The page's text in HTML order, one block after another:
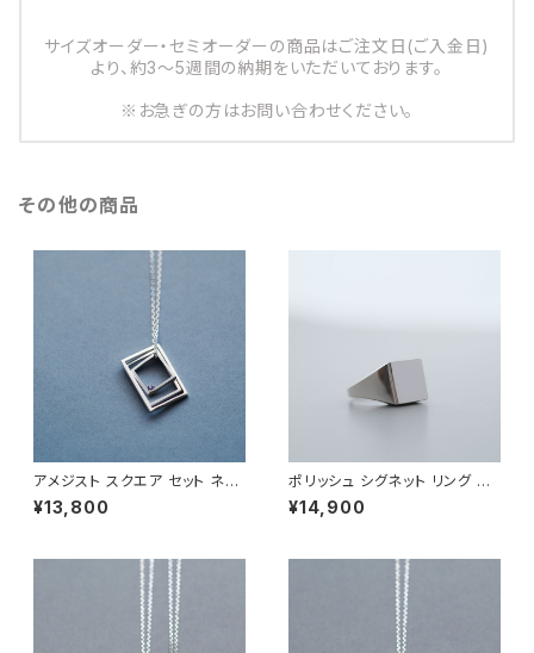
サイズオーダー・セミオーダーの商品はご注文日(ご入金日)
より、約3～5週間の納期をいただいております。
※お急ぎの方はお問い合わせください。
その他の商品
アメジスト スクエア セット ネッ
クレス シルバー925 メンズ ユ
ニセックス
¥13,800
ポリッシュ シグネット リング シ
ルバー925 メンズ ユニセックス
¥14,900